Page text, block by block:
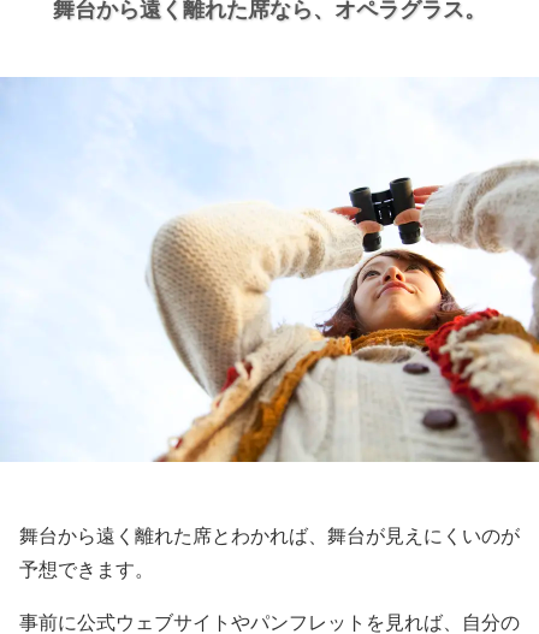
舞台から遠く離れた席なら、 オペラグラス。
舞台から遠く離れた席とわかれば、舞台が見えにくいのが
予想できます。
事前に公式ウェブサイトやパンフレットを見れば、自分の